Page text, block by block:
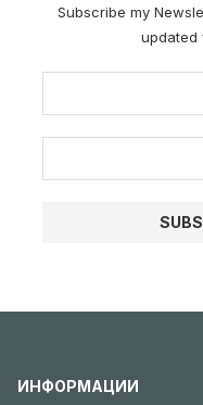
Subscribe my
updated
ИНФОРМАЦИИ